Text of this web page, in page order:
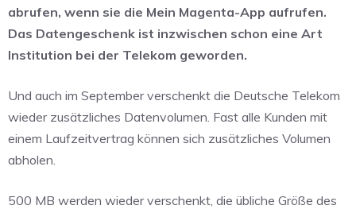
abrufen, wenn sie die Mein Magenta-App aufrufen.
Das Datengeschenk ist inzwischen schon eine Art
Institution bei der Telekom geworden.
Und auch im September verschenkt die Deutsche Telekom
wieder zusätzliches Datenvolumen. Fast alle Kunden mit
einem Laufzeitvertrag können sich zusätzliches Volumen
abholen.
500 MB werden wieder verschenkt, die übliche Größe des